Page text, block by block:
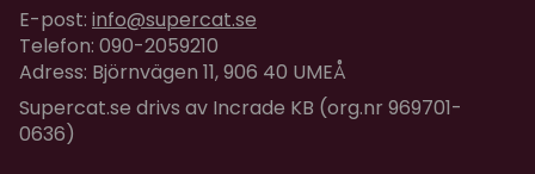
Storlek : 22 x 15 cm, formad som en fisk
Färg: Grön
Material: Giftfritt TPR-gummi av livsmedelskvalitet.
Produkten är giftfri, mikrovågssäker och frysvänlig.
E-post: info@supercat.se
Telefon: 090-2059210
Adress: Björnvägen 11, 906 40 UMEÅ
Supercat.se drivs av Incrade KB (org.nr 969701-
0636)